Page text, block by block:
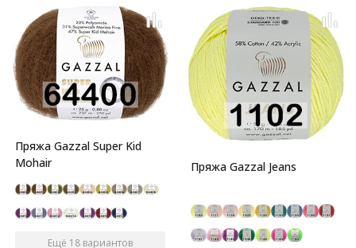
Пряжа Gazzal Super Kid
Mohair
Ещё 18 вариантов
Пряжа Gazzal Jeans